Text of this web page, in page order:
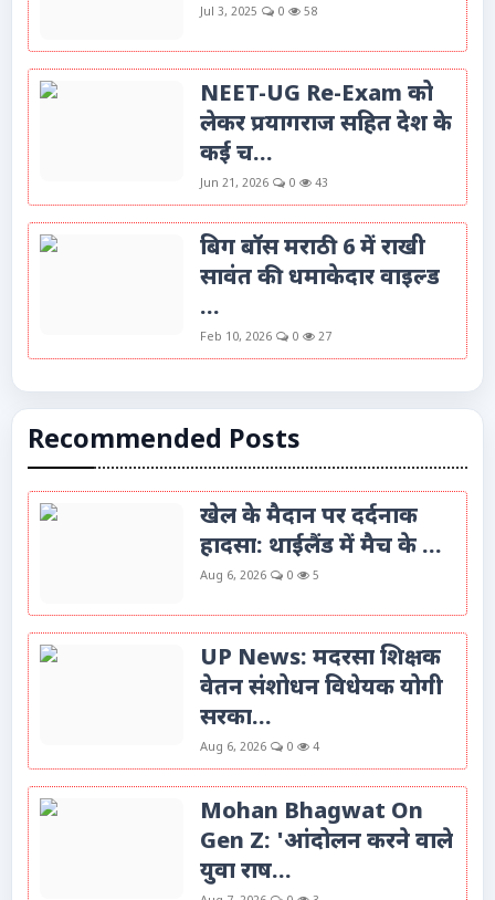
Jul 3, 2025 0 58
NEET-UG Re-Exam को
लेकर प्रयागराज सहित देश के
कई च...
Jun 21, 2026 0 43
बिग बॉस मराठी 6 में राखी
सावंत की धमाकेदार वाइल्ड
...
Feb 10, 2026 0 27
Recommended Posts
खेल के मैदान पर दर्दनाक
हादसा: थाईलैंड में मैच के ...
Aug 6, 2026 0 5
UP News: मदरसा शिक्षक
वेतन संशोधन विधेयक योगी
सरका...
Aug 6, 2026 0 4
Mohan Bhagwat On
Gen Z: 'आंदोलन करने वाले
युवा राष...